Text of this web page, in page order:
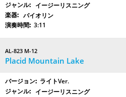
イージーリスニング
バイオリン
3:11
AL-823 M-12
Placid Mountain Lake
ライトVer.
イージーリスニング